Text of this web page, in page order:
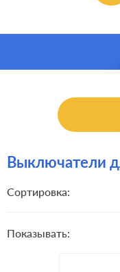
Выключатели
Сортировка:
Показывать: